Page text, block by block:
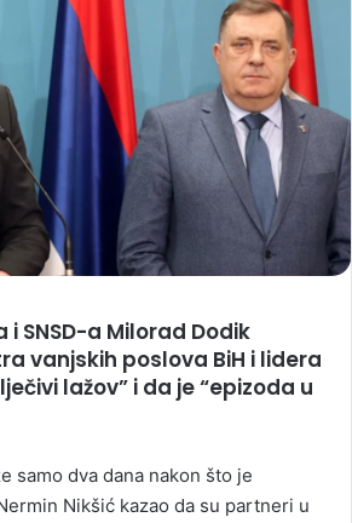
i SNSD-a Milorad Dodik
vanjskih poslova BiH i lidera
lažov” i da je “epizoda u
samo dva dana nakon što je
Nikšić kazao da su partneri u